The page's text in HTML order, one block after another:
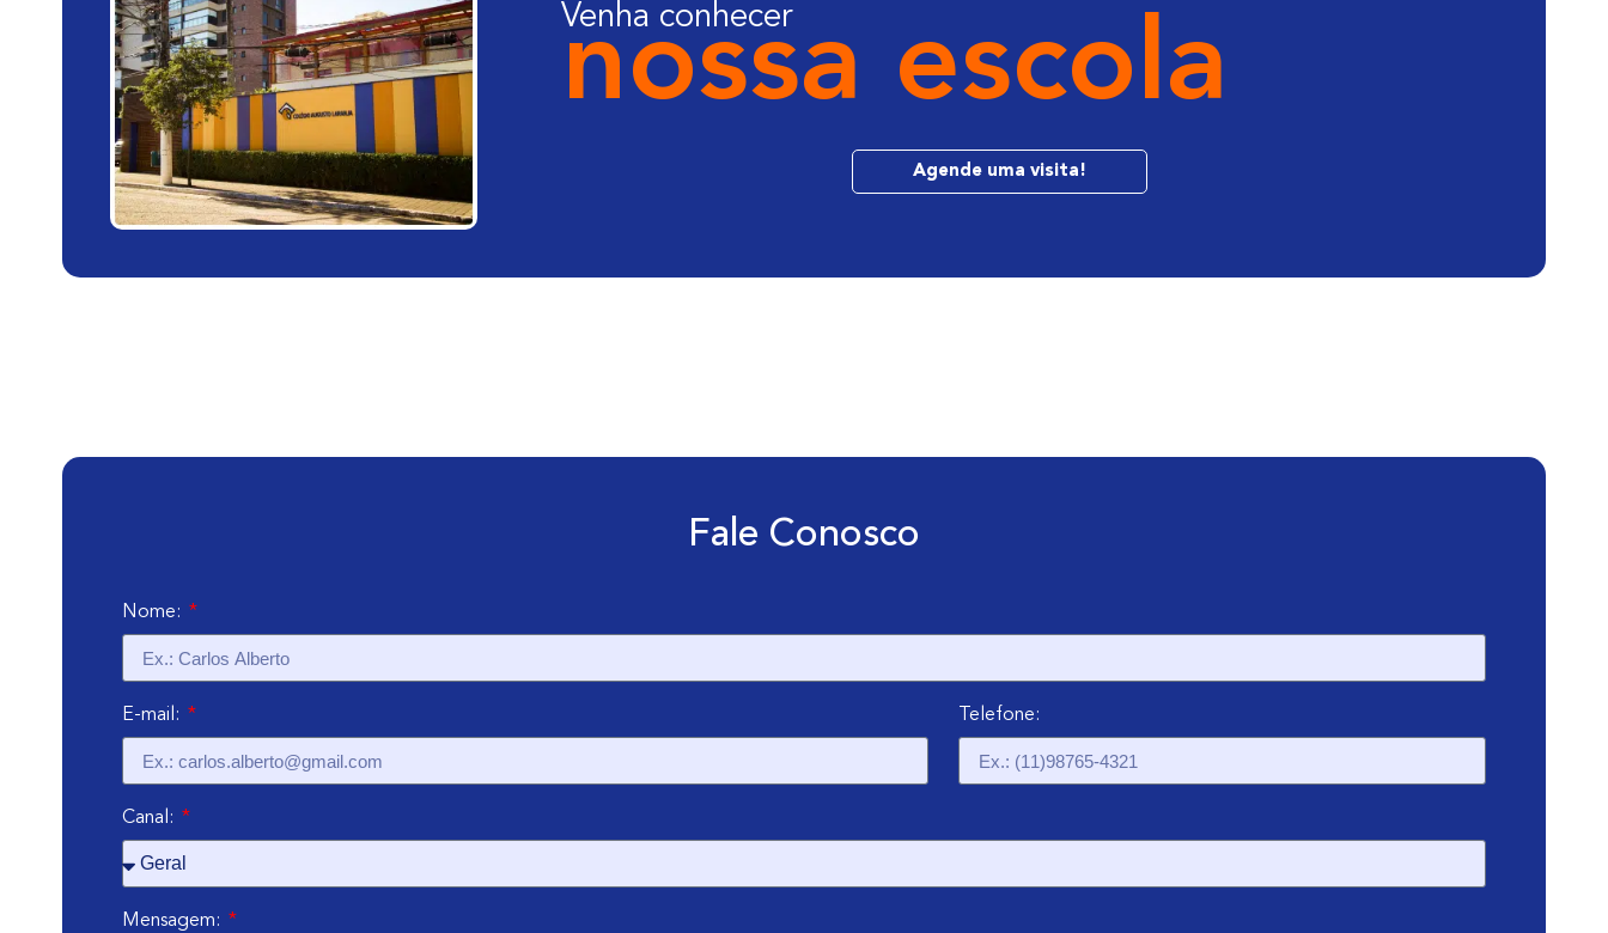
Venha conhecer
nossa escola
Agende uma visita!
Fale Conosco
Nome:
E-mail: Telefone:
Canal:
Mensagem: